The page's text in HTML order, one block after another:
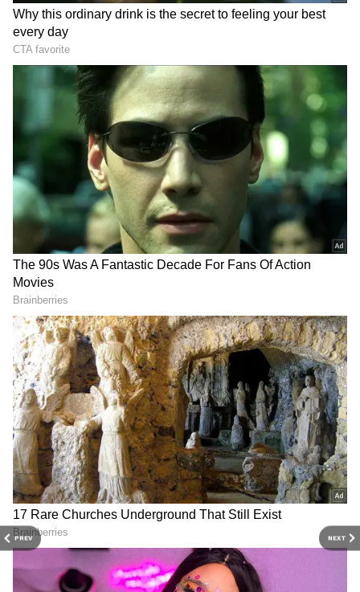
PREV NEXT
8
பாலிவுட்டில் பிரபல நடிகையாக வலம்
வந்தவர் நபீசா ஜோசப். கடந்த 2004-ம்
ஆண்டு இவர் மும்பையில் உள்ள தனது
வீட்டில் மர்மமாண முறையில் இறந்து
கிடந்தார். அப்போது அவருக்கு 26 வயது
தான். அதிக மன அழுத்தத்தால் நபீசா
தற்க்கொலை செய்து கொண்டதாக அவரின்
குடும்பத்தினர் தெரிவித்தனர். நபீசாவுக்கு
திருமணம் நிச்சயிக்கப்பட்ட நிலையில்
அவரின் மரணம் பல சந்தேகங்களை
எழுப்பியது. ஆனால் அதற்கான விடை
கிடைக்காததால், தற்போது வரை அவரின்
மரணம் மர்மமாகவே தொடர்கிறது.